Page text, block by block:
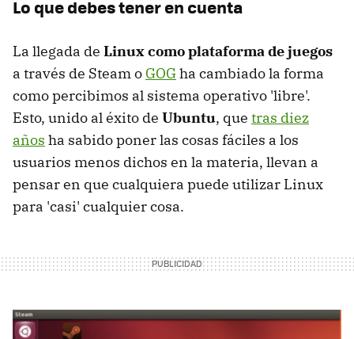
Lo que debes tener en cuenta
La llegada de Linux como plataforma de juegos
a través de Steam o GOGha cambiado la forma
como percibimos al sistema operativo 'libre'.
Esto, unido al éxito de Ubuntu, que tras diez
años ha sabido poner las cosas fáciles a los
usuarios menos dichos en la materia, llevan a
pensar en que cualquiera puede utilizar Linux
para 'casi' cualquier cosa.